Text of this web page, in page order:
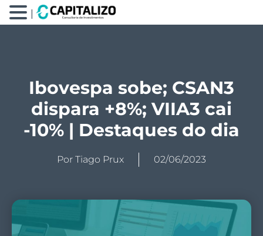
Ibovespa sobe; CSAN3
dispara +8%; VIIA3 cai
-10% | Destaques do dia
Por Tiago Prux 02/06/2023